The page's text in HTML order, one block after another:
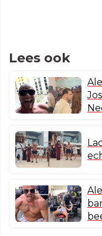
Lees ook